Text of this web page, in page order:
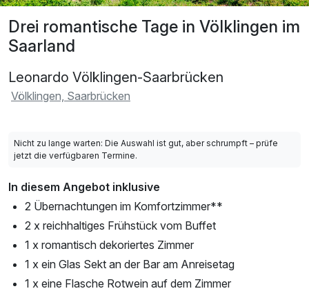
Drei romantische Tage in Völklingen im
Saarland
Leonardo Völklingen-Saarbrücken
Völklingen, Saarbrücken
Nicht zu lange warten: Die Auswahl ist gut, aber schrumpft – prüfe
jetzt die verfügbaren Termine.
In diesem Angebot inklusive
2 Übernachtungen im Komfortzimmer**
2 x reichhaltiges Frühstück vom Buffet
1 x romantisch dekoriertes Zimmer
1 x ein Glas Sekt an der Bar am Anreisetag
1 x eine Flasche Rotwein auf dem Zimmer